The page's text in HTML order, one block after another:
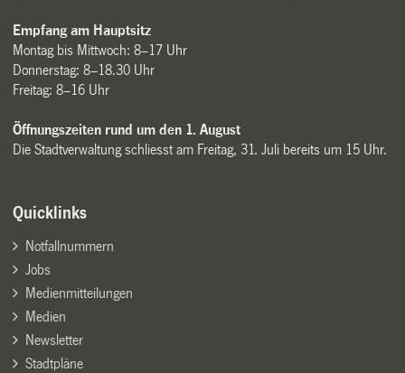
Empfang am Hauptsitz
Montag bis Mittwoch: 8–17 Uhr
Donnerstag: 8–18.30 Uhr
Freitag: 8–16 Uhr
Öffnungszeiten rund um den 1. August
Die Stadtverwaltung schliesst am Freitag, 31. Juli bereits um 15 Uhr.
Quicklinks
Notfallnummern
Jobs
Medienmitteilungen
Medien
Newsletter
Stadtpläne